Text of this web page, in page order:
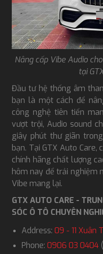
Nâng cấp Vibe Audio
tại
Đầu tư hệ thống âm
bạn là một cách để
công nghệ tiên tiến
vượt trội, Audio sound
giây phút thư giãn
bạn. Tại GTX Auto Care,
chính hãng chất lượng
hôm nay để trải nghiệm
Vibe mang lại.
GTX AUTO CARE -
SÓC Ô TÔ CHUYÊN
Address: 09 - 11 Xuân
Phone: 0906 03 0404